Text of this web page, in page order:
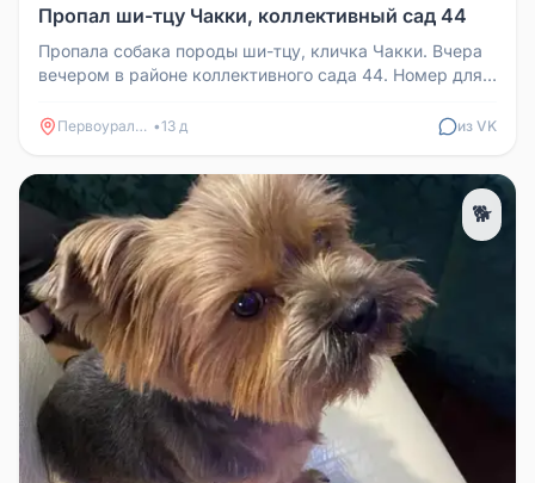
Пропал ши-тцу Чакки, коллективный сад 44
Пропала собака породы ши-тцу, кличка Чакки. Вчера
вечером в районе коллективного сада 44. Номер для
Первоуральск •13 д из VK
🐕